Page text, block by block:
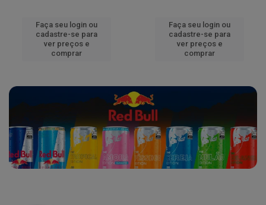
Faça seu login ou
cadastre-se para
ver preços e
comprar
Faça seu login ou
cadastre-se para
ver preços e
comprar